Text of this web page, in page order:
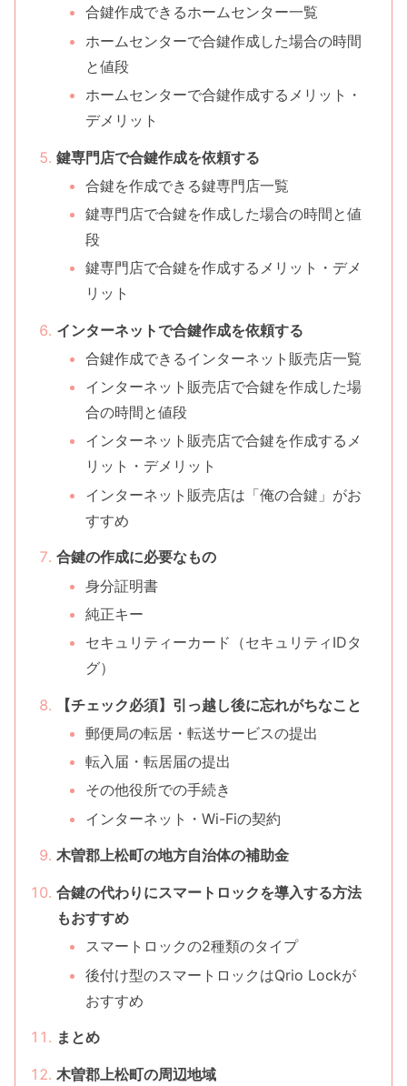
合鍵作成できるホームセンター一覧
ホームセンターで合鍵作成した場合の時間
と値段
ホームセンターで合鍵作成するメリット・
デメリット
鍵専門店で合鍵作成を依頼する
合鍵を作成できる鍵専門店一覧
鍵専門店で合鍵を作成した場合の時間と値
段
鍵専門店で合鍵を作成するメリット・デメ
リット
インターネットで合鍵作成を依頼する
合鍵作成できるインターネット販売店一覧
インターネット販売店で合鍵を作成した場
合の時間と値段
インターネット販売店で合鍵を作成するメ
リット・デメリット
インターネット販売店は「俺の合鍵」がお
すすめ
合鍵の作成に必要なもの
身分証明書
純正キー
セキュリティーカード（セキュリティIDタ
グ）
【チェック必須】引っ越し後に忘れがちなこと
郵便局の転居・転送サービスの提出
転入届・転居届の提出
その他役所での手続き
インターネット・Wi-Fiの契約
木曽郡上松町の地方自治体の補助金
合鍵の代わりにスマートロックを導入する方法
もおすすめ
スマートロックの2種類のタイプ
後付け型のスマートロックはQrio Lockが
おすすめ
まとめ
木曽郡上松町の周辺地域